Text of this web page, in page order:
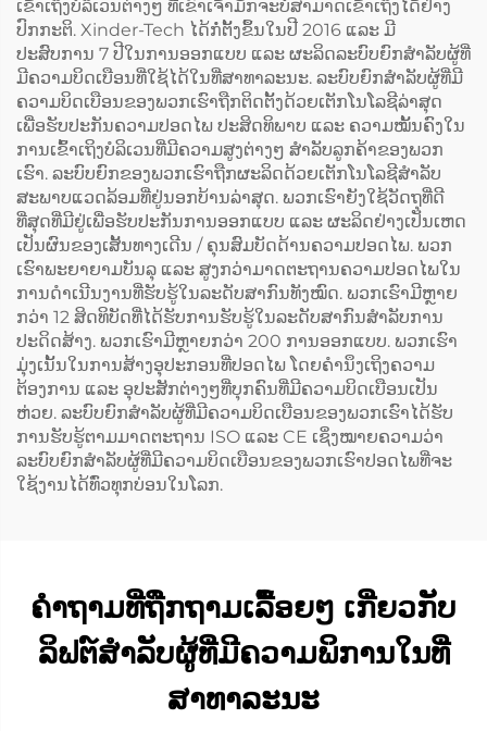
ເຂົ້າເຖິງບໍລິເວນຕ່າງໆ ທີ່ເຂົາເຈົ້າມັກຈະບໍ່ສາມາດເຂົ້າເຖິງໄດ້ຢ່າງ
ປົກກະຕິ. Xinder-Tech ໄດ້ກໍ່ຕັ້ງຂຶ້ນໃນປີ 2016 ແລະ ມີ
ປະສົບການ 7 ປີໃນການອອກແບບ ແລະ ຜະລິດລະບົບຍົກສຳລັບຜູ້ທີ່
ມີຄວາມບິດເບືອນທີ່ໃຊ້ໄດ້ໃນທີ່ສາທາລະນະ. ລະບົບຍົກສຳລັບຜູ້ທີ່ມີ
ຄວາມບິດເບືອນຂອງພວກເຮົາຖືກຕິດຕັ້ງດ້ວຍເຕັກໂນໂລຊີລ່າສຸດ
ເພື່ອຮັບປະກັນຄວາມປອດໄພ ປະສິດທິພາບ ແລະ ຄວາມໝັ້ນຄົງໃນ
ການເຂົ້າເຖິງບໍລິເວນທີ່ມີຄວາມສູງຕ່າງໆ ສຳລັບລູກຄ້າຂອງພວກ
ເຮົາ. ລະບົບຍົກຂອງພວກເຮົາຖືກຜະລິດດ້ວຍເຕັກໂນໂລຊີສຳລັບ
ສະພາບແວດລ້ອມທີ່ຢູ່ນອກບ້ານລ່າສຸດ. ພວກເຮົາຍັງໃຊ້ວັດຖຸທີ່ດີ
ທີ່ສຸດທີ່ມີຢູ່ເພື່ອຮັບປະກັນການອອກແບບ ແລະ ຜະລິດຢ່າງເປັນເຫດ
ເປັນຜົນຂອງເສັ້ນທາງເດີນ / ຄຸນສົມບັດດ້ານຄວາມປອດໄພ. ພວກ
ເຮົາພະຍາຍາມບັນລຸ ແລະ ສູງກວ່າມາດຕະຖານຄວາມປອດໄພໃນ
ການດຳເນີນງານທີ່ຮັບຮູ້ໃນລະດັບສາກົນທັງໝົດ. ພວກເຮົາມີຫຼາຍ
ກວ່າ 12 ສິດທິບັດທີ່ໄດ້ຮັບການຮັບຮູ້ໃນລະດັບສາກົນສຳລັບການ
ປະດິດສ້າງ. ພວກເຮົາມີຫຼາຍກວ່າ 200 ການອອກແບບ. ພວກເຮົາ
ມຸ່ງເນັ້ນໃນການສ້າງອຸປະກອນທີ່ປອດໄພ ໂດຍຄຳນຶງເຖິງຄວາມ
ຕ້ອງການ ແລະ ອຸປະສັກຕ່າງໆທີ່ບຸກຄົນທີ່ມີຄວາມບິດເບືອນເປັນ
ຫ່ວຍ. ລະບົບຍົກສຳລັບຜູ້ທີ່ມີຄວາມບິດເບືອນຂອງພວກເຮົາໄດ້ຮັບ
ການຮັບຮູ້ຕາມມາດຕະຖານ ISO ແລະ CE ເຊິ່ງໝາຍຄວາມວ່າ
ລະບົບຍົກສຳລັບຜູ້ທີ່ມີຄວາມບິດເບືອນຂອງພວກເຮົາປອດໄພທີ່ຈະ
ໃຊ້ງານໄດ້ທົ່ວທຸກບ່ອນໃນໂລກ.
ຄຳຖາມທີ່ຖືກຖາມເລື້ອຍໆ ເກີ່ຍວກັບ
ລິຟຕ໌ສຳລັບຜູ້ທີ່ມີຄວາມພິການໃນທີ່
ສາທາລະນະ